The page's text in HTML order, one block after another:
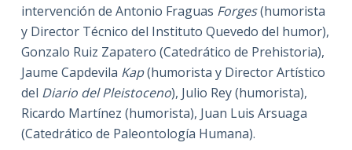
intervención de Antonio Fraguas Forges(humorista
y Director Técnico del Instituto Quevedo del humor),
Gonzalo Ruiz Zapatero (Catedrático de Prehistoria),
Jaume Capdevila Kap(humorista y Director Artístico
del Diario del Pleistoceno), Julio Rey (humorista),
Ricardo Martínez (humorista), Juan Luis Arsuaga
(Catedrático de Paleontología Humana).